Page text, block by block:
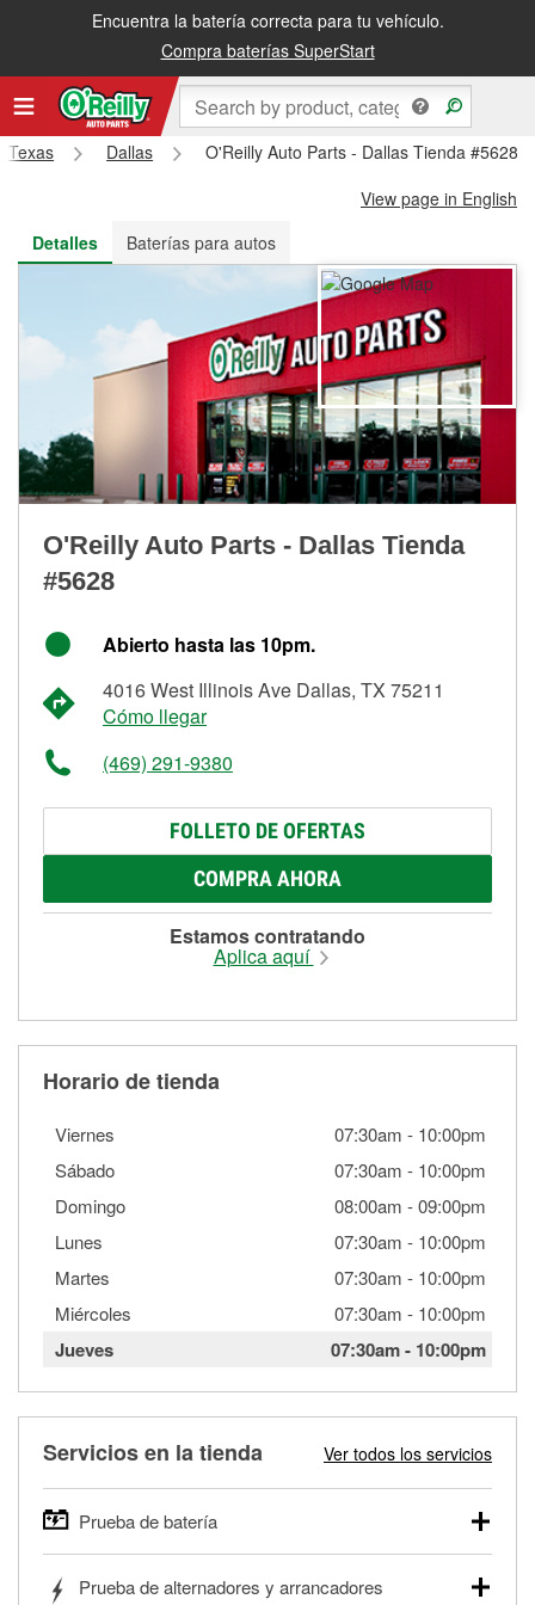
Encuentra la batería correcta para tu vehículo.
Compra baterías SuperStart
Recibe tu orden gratis al día siguiente o recógela en la tienda
Texas Dallas
O'Reilly Auto Parts - Dallas Tienda #5628
View page in English
Detalles
Baterías para autos
O'Reilly Auto Parts - Dallas Tienda
#5628
Abierto hasta las 10pm.
4016 West Illinois Ave Dallas, TX 75211
Cómo llegar
(469) 291-9380
FOLLETO DE OFERTAS
COMPRA AHORA
Estamos contratando
Aplica aquí
Horario de tienda
Viernes 07:30am - 10:00pm
Sábado
07:30am - 10:00pm
Domingo
08:00am -09:00pm
Lunes
07:30am - 10:00pm
Martes
07:30am - 10:00pm
Miércoles
07:30am - 10:00pm
Jueves 07:30am- 10:00pm
Servicios en la tienda Ver todos los servicios
Prueba de batería
autos, camionetas, SUVs, vehículos comerciales y
Prueba de alternadores y arrancadores